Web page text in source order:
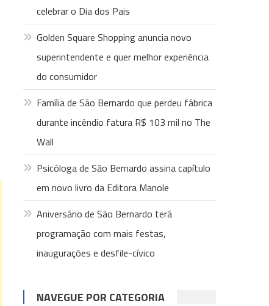
celebrar o Dia dos Pais
Golden Square Shopping anuncia novo
superintendente e quer melhor experiência
do consumidor
Família de São Bernardo que perdeu fábrica
durante incêndio fatura R$ 103 mil no The
Wall
Psicóloga de São Bernardo assina capítulo
em novo livro da Editora Manole
Aniversário de São Bernardo terá
programação com mais festas,
inaugurações e desfile-cívico
NAVEGUE POR CATEGORIA